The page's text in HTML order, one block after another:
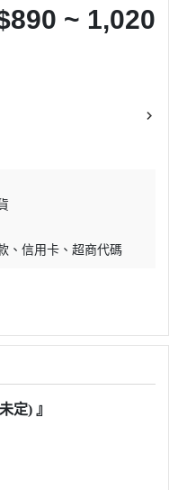
890 ~ 1,020
信用卡 超商代碼
定) 』